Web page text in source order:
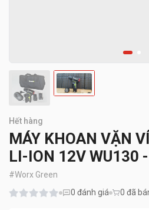
Hết hàng
MÁY KHOAN VẶN
LI-ION 12V WU130 -
#Worx Green
0 đánh giá 0 đã